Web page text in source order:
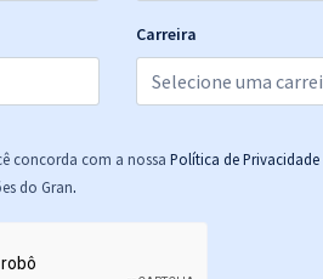
Carreira
concorda com a nossa Política de Privacidade
do Gran.